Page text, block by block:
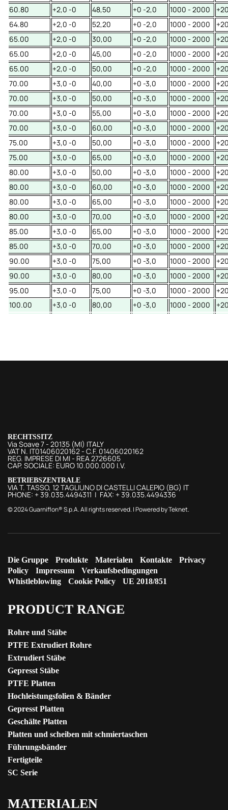
60.80
+2,0 -0 48,50 +0 -2,0 1000 - 2000
64.80
+2,0 -0 52,20 +0 -2,0 1000 - 2000
65.00
+2,0 -0 30,00 +0 -2,0 1000 - 2000
65.00
+2,0 -0 45,00 +0 -2,0 1000 - 2000
65.00
+2,0 -0 50,00 +0 -2,0 1000 - 2000
70.00
+3,0 -0 40,00 +0 -3,0 1000 - 2000
70.00
+3,0 -0 50,00 +0 -3,0 1000 - 2000
70.00
+3,0 -0 55,00 +0 -3,0 1000 - 2000
70.00
+3,0 -0 60,00 +0 -3,0 1000 - 2000
75.00
+3,0 -0 50,00 +0 -3,0 1000 - 2000
75.00
+3,0 -0 65,00 +0 -3,0 1000 - 2000
80.00
+3,0 -0 50,00 +0 -3,0 1000 - 2000
80.00
+3,0 -0 60,00 +0 -3,0 1000 - 2000
80.00
+3,0 -0 65,00 +0 -3,0 1000 - 2000
80.00
+3,0 -0 70,00 +0 -3,0 1000 - 2000
85.00
+3,0 -0 65,00 +0 -3,0 1000 - 2000
85.00
+3,0 -0 70,00 +0 -3,0 1000 - 2000
90.00
+3,0 -0 75,00 +0 -3,0 1000 - 2000
90.00
+3,0 -0 80,00 +0 -3,0 1000 - 2000
95.00
+3,0 -0 75,00 +0 -3,0 1000 - 2000
100.00
+3,0 -0 80,00 +0 -3,0 1000 - 2000
RECHTSSITZ
Via Soave 7 - 20135 (MI) ITALY
VAT N. IT01406020162 - C.F. 01406020162
REG. IMPRESE DI MI - REA 2726605
CAP. SOCIALE: EURO 10.000.000 I.V.
BETRIEBSZENTRALE
VIA T. TASSO, 12 TAGLIUNO DI CASTELLI CALEPIO (BG) IT
PHONE: + 39.035.4494311 | FAX: + 39.035.4494336
© 2024 Guarniflon® S.p.A. All rights reserved. | Powered byTeknet.
Die Gruppe Produkte Materialen Kontakte
Privacy
Policy
Impressum
Verkaufsbedingungen
Whistleblowing
Cookie Policy UE 2018/851
PRODUCT RANGE
Rohre und Stäbe
PTFE Extrudiert Rohre
Extrudiert Stäbe
Gepresst Stäbe
PTFE Platten
Hochleistungsfolien & Bänder
Gepresst Platten
Geschälte Platten
Platten und scheiben mit schmiertaschen
Führungsbänder
Fertigteile
SC Serie
MATERIALEN